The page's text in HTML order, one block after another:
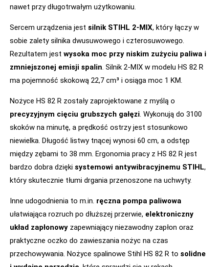
nawet przy długotrwałym użytkowaniu.
Sercem urządzenia jest silnik STIHL 2-MIX, który łączy w
sobie zalety silnika dwusuwowego i czterosuwowego.
Rezultatem jest wysoka moc przy niskim zużyciu paliwa i
zmniejszonej emisji spalin. Silnik 2-MIX w modelu HS 82 R
ma pojemność skokową 22,7 cm³ i osiąga moc 1 KM.
Nożyce HS 82 R zostały zaprojektowane z myślą o
precyzyjnym cięciu grubszych gałęzi. Wykonują do 3100
skoków na minutę, a prędkość ostrzy jest stosunkowo
niewielka. Długość listwy tnącej wynosi 60 cm, a odstęp
między zębami to 38 mm. Ergonomia pracy z HS 82 R jest
bardzo dobra dzięki systemowi antywibracyjnemu STIHL,
który skutecznie tłumi drgania przenoszone na uchwyty.
Inne udogodnienia to m.in. ręczna pompa paliwowa
ułatwiająca rozruch po dłuższej przerwie, elektroniczny
układ zapłonowy zapewniający niezawodny zapłon oraz
praktyczne oczko do zawieszania nożyc na czas
przechowywania. Nożyce spalinowe Stihl HS 82 R to solidne